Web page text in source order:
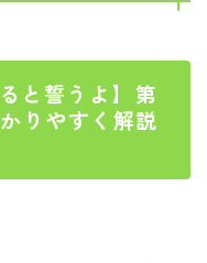
と誓うよ】第
りやすく解説